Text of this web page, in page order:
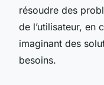
résoudre des
de l’utilisateur, en
imaginant des
besoins.